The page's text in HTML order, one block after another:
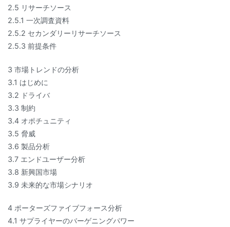
2.5 リサーチソース
2.5.1 一次調査資料
2.5.2 セカンダリーリサーチソース
2.5.3 前提条件
3 市場トレンドの分析
3.1 はじめに
3.2 ドライバ
3.3 制約
3.4 オポチュニティ
3.5 脅威
3.6 製品分析
3.7 エンドユーザー分析
3.8 新興国市場
3.9 未来的な市場シナリオ
4 ポーターズファイブフォース分析
4.1 サプライヤーのバーゲニングパワー